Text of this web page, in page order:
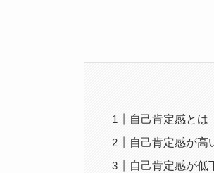
自己肯定感とは
自己肯定感が高
自己肯定感が低